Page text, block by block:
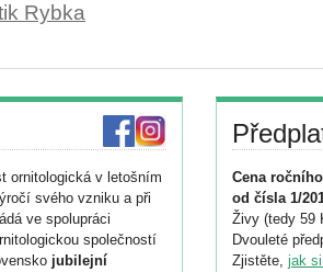
Rybka
ornitologická v letošním
svého vzniku a při
ve spolupráci
společností
jubilejní
Cena
od čísla 1/
Živy (tedy 59
Dvouleté
Zjistěte, jak